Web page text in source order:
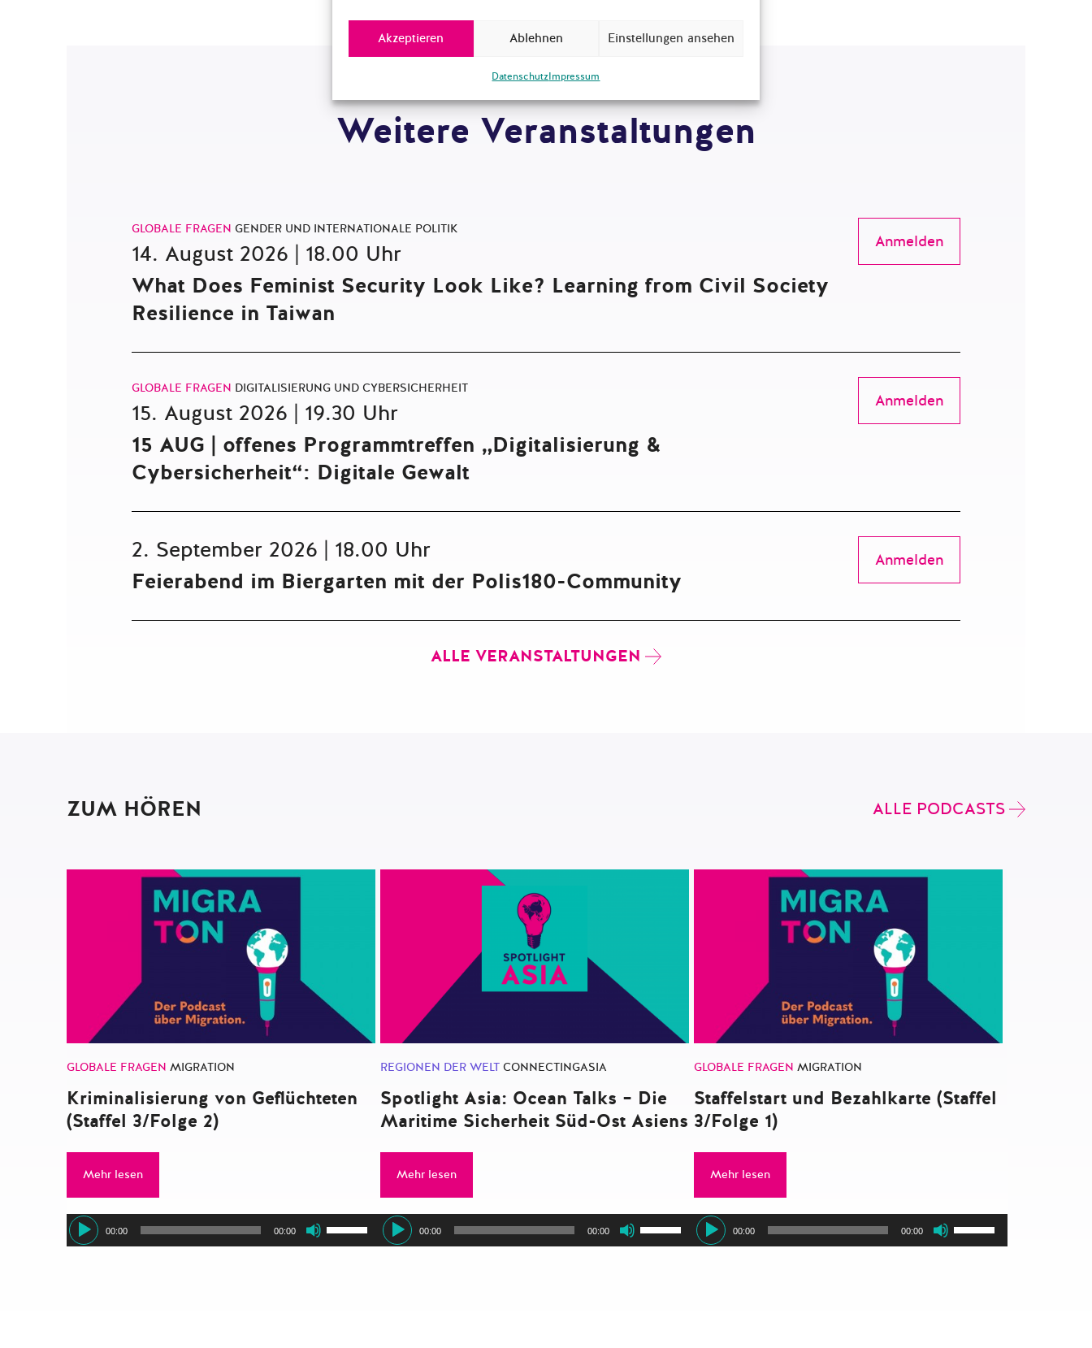
Akzeptieren Ablehnen Einstellungen ansehen
DatenschutzImpressum
Weitere Veranstaltungen
Anmelden
GLOBALE FRAGEN GENDER UND INTERNATIONALE POLITIK
14. August 2026 | 18.00 Uhr
What Does Feminist Security Look Like? Learning from Civil Society
Resilience in Taiwan
Anmelden
GLOBALE FRAGEN DIGITALISIERUNG UND CYBERSICHERHEIT
15. August 2026 | 19.30 Uhr
15 AUG | offenes Programmtreffen „Digitalisierung &
Cybersicherheit“: Digitale Gewalt
Anmelden
2. September 2026 | 18.00 Uhr
Feierabend im Biergarten mit der Polis180-Community
ALLE VERANSTALTUNGEN
ALLE PODCASTS
ZUM HÖREN
GLOBALE FRAGEN MIGRATION
Kriminalisierung von Geflüchteten
(Staffel 3/Folge 2)
Mehr lesen
Audio-
Player
00:00 00:00
Pfeiltasten
Hoch/Runter
REGIONEN DER WELT CONNECTINGASIA
Spotlight Asia: Ocean Talks – Die
Maritime Sicherheit Süd-Ost Asiens
Mehr lesen
Audio-
Player
00:00 00:00
Pfeiltasten
Hoch/Runter
GLOBALE FRAGEN MIGRATION
Staffelstart und Bezahlkarte (Staffel
3/Folge 1)
Mehr lesen
Audio-
Player
00:00 00:00
Pfeiltasten
Hoch/Runter